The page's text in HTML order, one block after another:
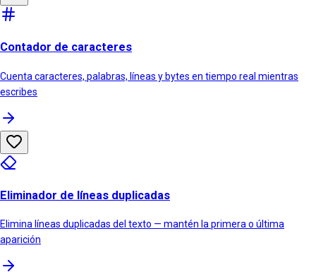
Contador de caracteres
Cuenta caracteres, palabras, líneas y bytes en tiempo real mientras
escribes
Eliminador de líneas duplicadas
Elimina líneas duplicadas del texto — mantén la primera o última
aparición